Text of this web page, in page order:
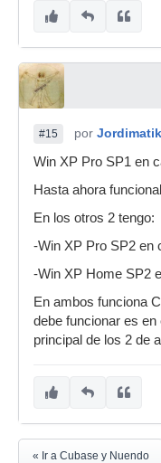
#15 por Jordimatik
Win XP Pro SP1 en
Hasta ahora
En los otros 2 tengo:
-Win XP Pro SP2 en
-Win XP Home SP2
En ambos funciona
debe funcionar es en
principal de los 2 de
« Ir a Cubase y Nuendo